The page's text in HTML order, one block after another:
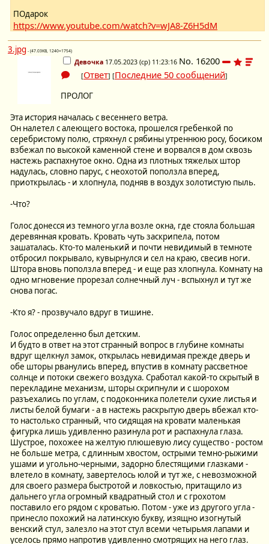
ПОдарок
https://www.youtube.com/watch?v=wJA8-Z6H5dM
3.jpg - (47.03KB, 1240×1754)
Девочка 17.05.2023 (ср) 11:23:16 No. 16200
[Ответ] [Последние 50 сообщений]
ПРОЛОГ
Эта история началась с весеннего ветра.
Он налетел с алеющего востока, прошелся гребенкой по
серебристому полю, стряхнул с рябины утреннюю росу, босиком
взбежал по высокой каменной стене и ворвался в дом сквозь
настежь распахнутое окно. Одна из плотных тяжелых штор
надулась, словно парус, с неохотой поползла вперед,
приоткрылась - и хлопнула, подняв в воздух золотистую пыль.
-Что?
Голос донесся из темного угла возле окна, где стояла большая
деревянная кровать. Кровать чуть заскрипела, потом
зашаталась. Кто-то маленький и почти невидимый в темноте
отбросил покрывало, кувырнулся и сел на краю, свесив ноги.
Штора вновь поползла вперед - и еще раз хлопнула. Комнату на
одно мгновение прорезал солнечный луч - вспыхнул и тут же
снова погас.
-Кто я? - прозвучало вдруг в тишине.
Голос определенно был детским.
И будто в ответ на этот странный вопрос в глубине комнаты
вдруг щелкнул замок, открылась невидимая прежде дверь и
обе шторы рванулись вперед, впустив в комнату рассветное
солнце и потоки свежего воздуха. Сработал какой-то скрытый в
перекладине механизм, шторы скрипнули и с шорохом
разъехались по углам, с подоконника полетели сухие листья и
листы белой бумаги - а в настежь раскрытую дверь вбежал кто-
то настолько странный, что сидящая на кровати маленькая
фигурка лишь удивленно разинула рот и распахнула глаза.
Шустрое, похожее на желтую плюшевую лису существо - ростом
не больше метра, с длинным хвостом, острыми темно-рыжими
ушами и угольно-черными, задорно блестящими глазками -
влетело в комнату, завертелось юлой и тут же, с невозможной
для своего размера быстротой и ловкостью, притащило из
дальнего угла огромный квадратный стол и с грохотом
поставило его рядом с кроватью. Потом - уже из другого угла -
принесло похожий на латинскую букву, изящно изогнутый
венский стул, залезло на этот стул всеми четырьмя лапами и
уселось прямо напротив удивленно смотрящих на него глаз.